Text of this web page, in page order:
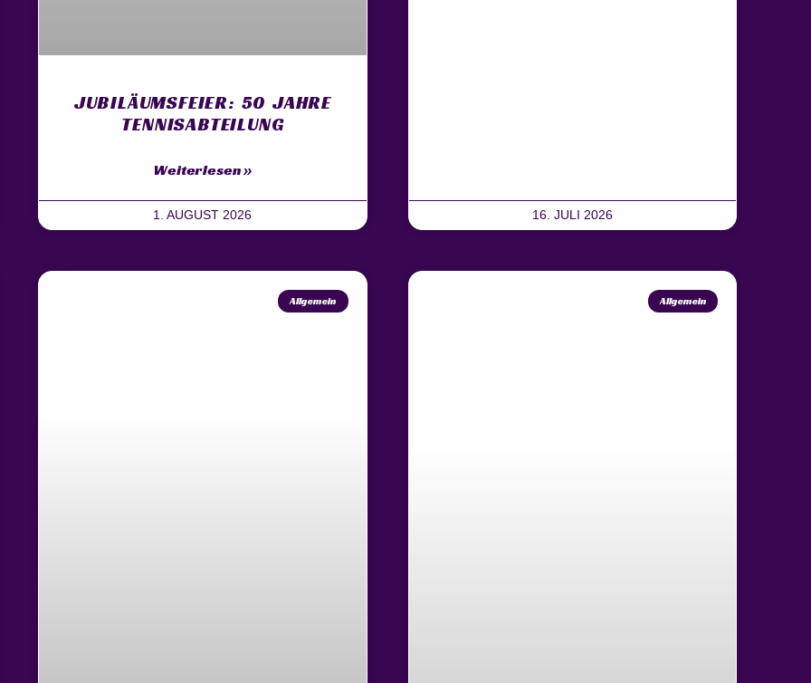
JUBILÄUMSFEIER: 50 JAHRE
TENNISABTEILUNG
Weiterlesen »
1. AUGUST 2026 16. JULI 2026
Allgemein Allgemein